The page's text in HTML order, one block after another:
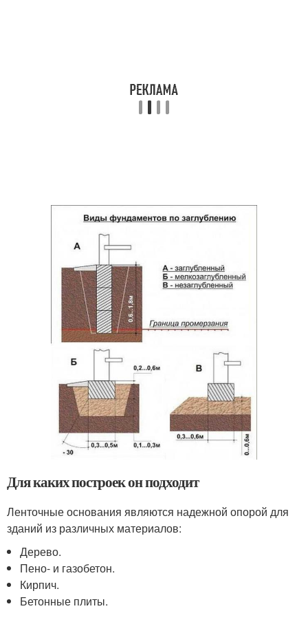
Для каких построек он подходит
Ленточные основания являются надежной опорой для
зданий из различных материалов:
Дерево.
Пено- и газобетон.
Кирпич.
Бетонные плиты.